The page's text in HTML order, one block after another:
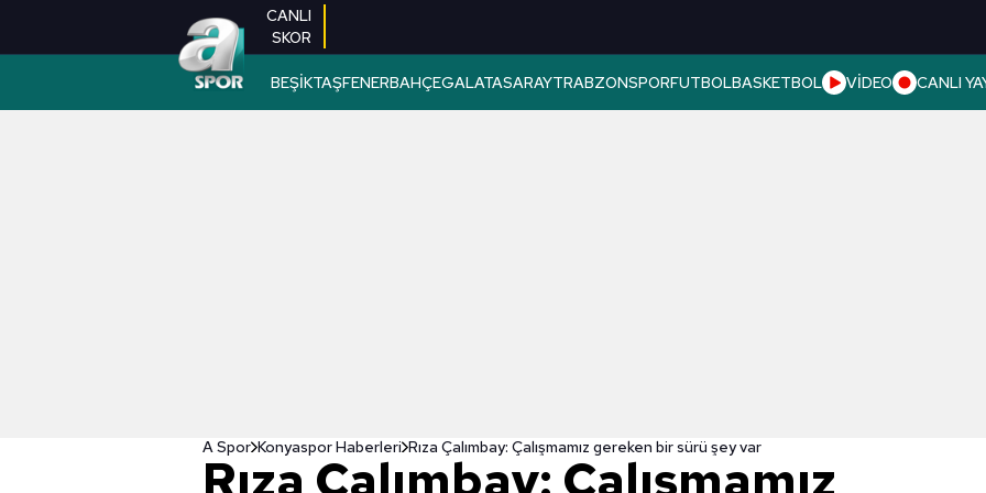
CANLI
SKOR
BEŞİKTAŞFENERBAHÇEGALATASARAYTRABZONSPORFUTBOLBASKETBOL VİDEO CANLI
A Spor Konyaspor Haberleri Rıza Çalımbay: Çalışmamız gereken bir sürü şey var
Rıza Çalımbay: Çalışmamız